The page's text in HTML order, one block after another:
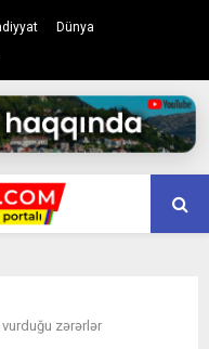
Dünya
vurduğu zərərlər